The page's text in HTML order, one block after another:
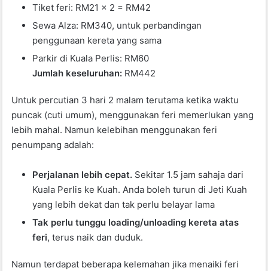
Tiket feri: RM21 x 2 = RM42
Sewa Alza: RM340, untuk perbandingan
penggunaan kereta yang sama
Parkir di Kuala Perlis: RM60
Jumlah keseluruhan: RM442
Untuk percutian 3 hari 2 malam terutama ketika waktu
puncak (cuti umum), menggunakan feri memerlukan yang
lebih mahal. Namun kelebihan menggunakan feri
penumpang adalah:
Perjalanan lebih cepat. Sekitar 1.5 jam sahaja dari
Kuala Perlis ke Kuah. Anda boleh turun di Jeti Kuah
yang lebih dekat dan tak perlu belayar lama
Tak perlu tunggu loading/unloading kereta atas
feri, terus naik dan duduk.
Namun terdapat beberapa kelemahan jika menaiki feri